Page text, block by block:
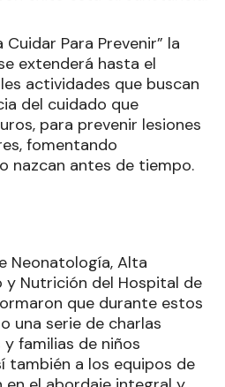
Para Prevenir” la
extenderá hasta el
actividades que buscan
del cuidado que
para prevenir lesiones
fomentando
nazcan antes de tiempo.
Neonatología, Alta
y Nutrición del Hospital de
que durante estos
una serie de charlas
familias de niños
también a los equipos de